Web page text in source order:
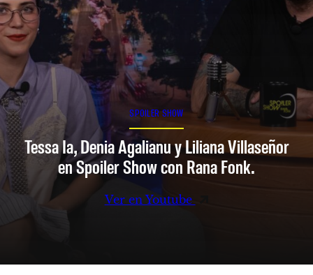
SPOILER SHOW
Tessa Ia, Denia Agalianu y Liliana Villaseñor
en Spoiler Show con Rana Fonk.
Ver en Youtube